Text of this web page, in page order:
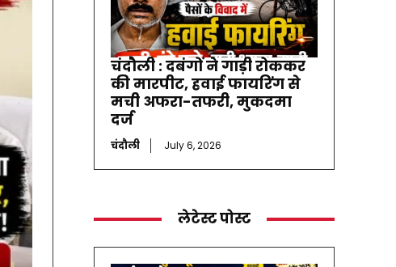
चंदौली : दबंगों ने गाड़ी रोककर
की मारपीट, हवाई फायरिंग से
मची अफरा-तफरी, मुकदमा
दर्ज
चंदौली July 6, 2026
लेटेस्ट पोस्ट